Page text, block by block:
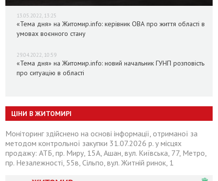
13.05.2022, 13:25
«Тема дня» на Житомир.info: керівник ОВА про життя області в
умовах воєнного стану
29.04.2022, 10:59
«Тема дня» на Житомир.info: новий начальник ГУНП розповість
про ситуацію в області
ЦІНИ В ЖИТОМИРІ
Моніторинг здійснено на основі інформації, отриманої за
методом контрольної закупки 31.07.2026 р. у місцях
продажу: АТБ, пр. Миру, 15А, Ашан, вул. Київська, 77, Метро,
пр. Незалежності, 55в, Сільпо, вул. Житній ринок, 1